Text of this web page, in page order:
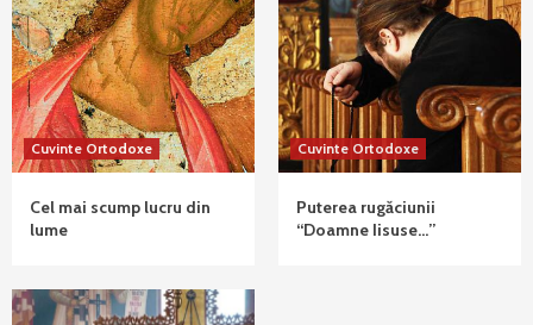
Cuvinte Ortodoxe
Cel mai scump lucru din
lume
Cuvinte Ortodoxe
Puterea rugăciunii
“Doamne Iisuse…”